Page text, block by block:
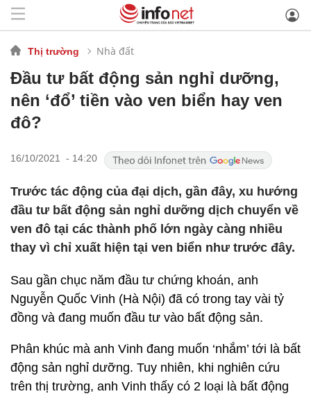
Thị trường Nhà đất
Đầu tư bất động sản nghỉ dưỡng,
nên ‘đổ’ tiền vào ven biển hay ven
đô?
16/10/2021 - 14:20
Trước tác động của đại dịch, gần đây, xu hướng
đầu tư bất động sản nghỉ dưỡng dịch chuyển về
ven đô tại các thành phố lớn ngày càng nhiều
thay vì chỉ xuất hiện tại ven biển như trước đây.
Sau gần chục năm đầu tư chứng khoán, anh
Nguyễn Quốc Vinh (Hà Nội) đã có trong tay vài tỷ
đồng và đang muốn đầu tư vào bất động sản.
Phân khúc mà anh Vinh đang muốn ‘nhắm’ tới là bất
động sản nghỉ dưỡng. Tuy nhiên, khi nghiên cứu
trên thị trường, anh Vinh thấy có 2 loại là bất động